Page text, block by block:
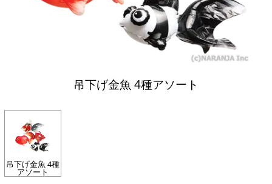
吊下げ金魚 4種アソート
吊下げ金魚 4種
アソート